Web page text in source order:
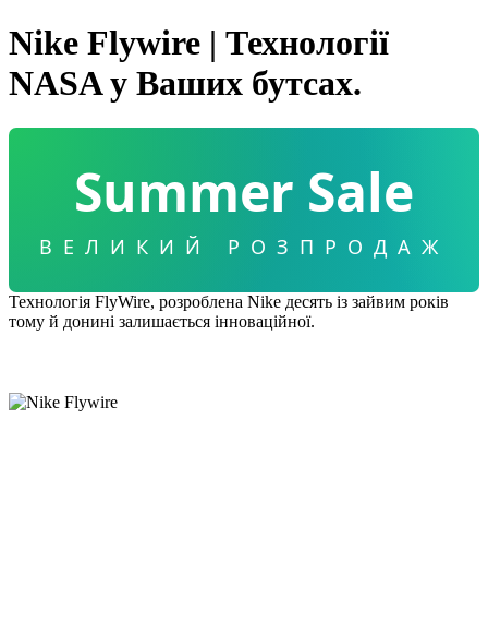
Nike Flywire | Технології
NASA у Ваших бутсах.
Summer Sale
ВЕЛИКИЙ РОЗПРОДАЖ
Технологія FlyWire, розроблена Nike десять із зайвим років
тому й донині залишається інноваційної.